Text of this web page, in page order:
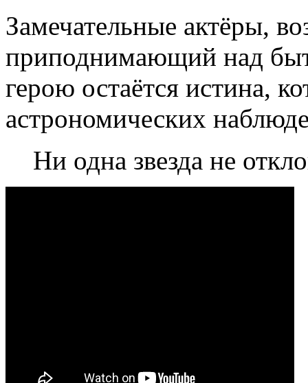
Замечательные актёры,
приподнимающий над
герою остаётся истина,
астрономических
Ни одна звезда не